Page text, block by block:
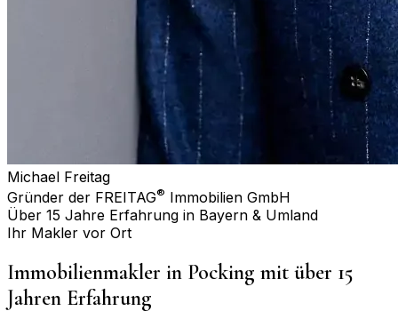
Michael Freitag
Gründer der FREITAG® Immobilien GmbH
Über 15 Jahre Erfahrung in Bayern & Umland
Ihr Makler vor Ort
Immobilienmakler in Pocking mit über 15
Jahren Erfahrung